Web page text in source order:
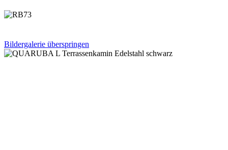
Bildergalerie überspringen